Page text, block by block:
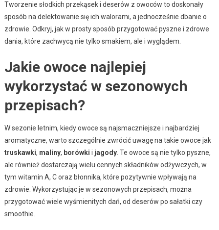
Tworzenie słodkich przekąsek i deserów z owoców to doskonały
sposób na delektowanie się ich walorami, a jednocześnie dbanie o
zdrowie. Odkryj, jak w prosty sposób przygotować pyszne i zdrowe
dania, które zachwycą nie tylko smakiem, ale i wyglądem.
Jakie owoce najlepiej
wykorzystać w sezonowych
przepisach?
W sezonie letnim, kiedy owoce są najsmaczniejsze i najbardziej
aromatyczne, warto szczególnie zwrócić uwagę na takie owoce jak
truskawki, maliny, borówki i jagody. Te owoce są nie tylko pyszne,
ale również dostarczają wielu cennych składników odżywczych, w
tym witamin A, C oraz błonnika, które pozytywnie wpływają na
zdrowie. Wykorzystując je w sezonowych przepisach, można
przygotować wiele wyśmienitych dań, od deserów po sałatki czy
smoothie.